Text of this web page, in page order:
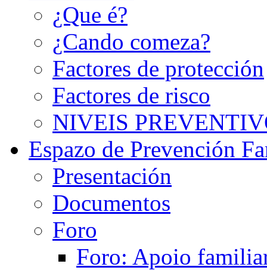
¿Que é?
¿Cando comeza?
Factores de protección
Factores de risco
NIVEIS
Espazo de Prevención
Presentación
Documentos
Foro
Foro: Apoio